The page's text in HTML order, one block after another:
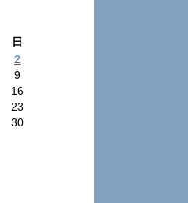
日
2
9
16
23
30